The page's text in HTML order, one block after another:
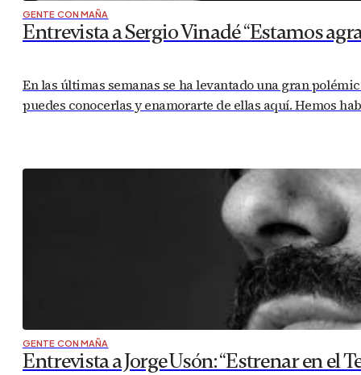
GENTE CON MAÑA
Entrevista a Sergio Vinadé “Estamos
En las últimas semanas se ha levantado una gran
puedes conocerlas y enamorarte de ellas aquí. Hemos
GENTE CON MAÑA
Entrevista a Jorge Usón: “Estrenar en el